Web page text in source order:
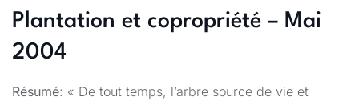
Plantation et copropriété – Mai
2004
Résumé: « De tout temps, l’arbre source de vie et